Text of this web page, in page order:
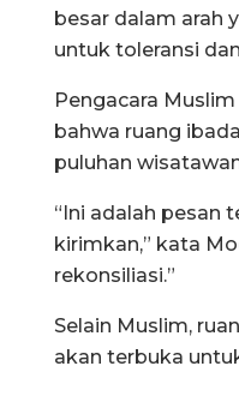
besar dalam arah
untuk toleransi
Pengacara
bahwa ruang
puluhan
“Ini adalah pesan
kirimkan,” kata
rekonsiliasi.”
Selain Muslim,
akan terbuka